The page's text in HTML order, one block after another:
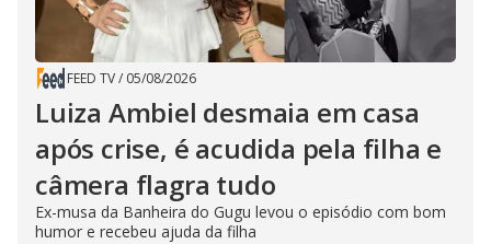
FEED TV/ 05/08/2026
Luiza Ambiel desmaia em casa
após crise, é acudida pela filha e
câmera flagra tudo
Ex-musa da Banheira do Gugu levou o episódio com bom
humor e recebeu ajuda da filha